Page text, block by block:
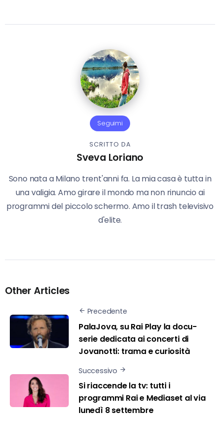
Seguimi
SCRITTO DA
Sveva Loriano
Sono nata a Milano trent'anni fa. La mia casa è tutta in
una valigia. Amo girare il mondo ma non rinuncio ai
programmi del piccolo schermo. Amo il trash televisivo
d'elite.
Other Articles
Precedente
PalaJova, su Rai Play la docu-
serie dedicata ai concerti di
Jovanotti: trama e curiosità
Successivo
Si riaccende la tv: tutti i
programmi Rai e Mediaset al via
lunedì 8 settembre